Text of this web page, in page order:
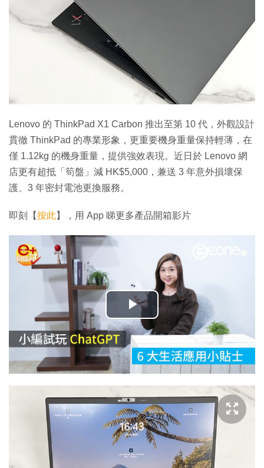
Lenovo 的 ThinkPad X1 Carbon 推出至第 10 代，外觀設計
貫徹 ThinkPad 的專業形象，更重要機身重量保持輕薄，在
僅 1.12kg 的機身重量，提供強效表現。近日於 Lenovo 網
店更有超抵「筍盤」減 HK$5,000，兼送 3 年意外損壞保
護、3 年密封電池更換服務。
即刻【按此】，用 App 睇更多產品開箱影片
播
放
影
片